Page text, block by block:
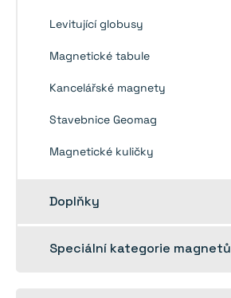
Levitující globusy
Magnetické tabule
Kancelářské magnety
Stavebnice Geomag
Magnetické kuličky
Doplňky
Speciální kategorie magnetů